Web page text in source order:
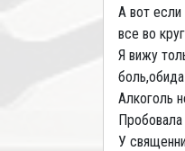
А вот если
все во
Я вижу
Алкоголь
У